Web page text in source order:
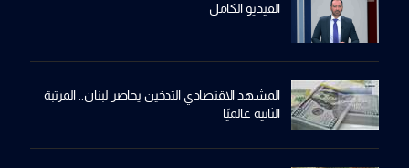
الفيديو الكامل
المشهد الاقتصادي التدخين يحاصر لبنان.. المرتبة
الثانية عالميًا